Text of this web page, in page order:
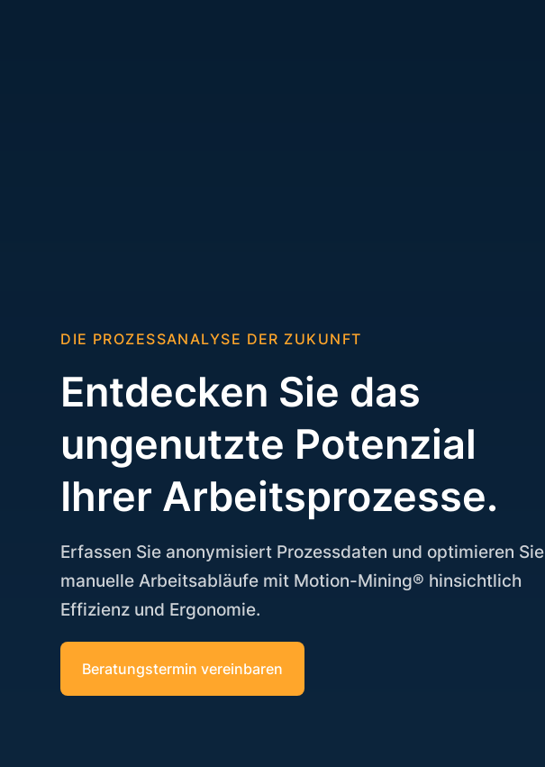
DIE PROZESSANALYSE DER ZUKUNFT
Entdecken Sie das
ungenutzte Potenzial
Ihrer Arbeitsprozesse.
Erfassen Sie anonymisiert Prozessdaten und optimieren Sie
manuelle Arbeitsabläufe mit Motion-Mining® hinsichtlich
Effizienz und Ergonomie.
Beratungstermin vereinbaren